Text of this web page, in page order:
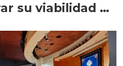
su viabilidad de